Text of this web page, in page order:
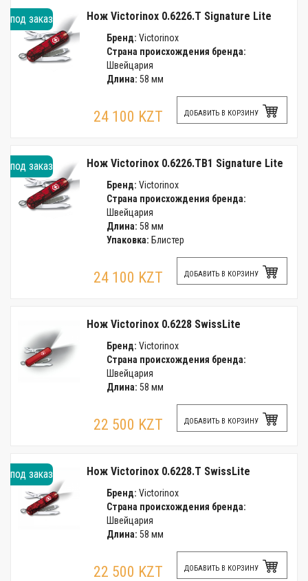
под заказ Нож Victorinox 0.6226.T Signature Lite
Бренд: Victorinox
Страна происхождения бренда:
Швейцария
Длина: 58 мм
24 100 KZT ДОБАВИТЬ В КОРЗИНУ
под заказ Нож Victorinox 0.6226.TB1 Signature Lite
Бренд: Victorinox
Страна происхождения бренда:
Швейцария
Длина: 58 мм
Упаковка: Блистер
24 100 KZT ДОБАВИТЬ В КОРЗИНУ
Нож Victorinox 0.6228 SwissLite
Бренд: Victorinox
Страна происхождения бренда:
Швейцария
Длина: 58 мм
22 500 KZT ДОБАВИТЬ В КОРЗИНУ
под заказ Нож Victorinox 0.6228.T SwissLite
Бренд: Victorinox
Страна происхождения бренда:
Швейцария
Длина: 58 мм
22 500 KZT ДОБАВИТЬ В КОРЗИНУ